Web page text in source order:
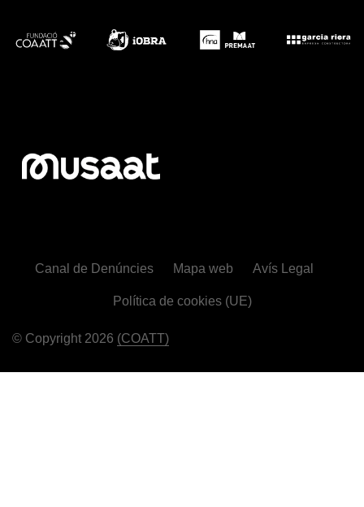
© Copyright 2026 (COATT)
Canal de Denúncies Mapa web Avís Legal
Política de cookies (UE)